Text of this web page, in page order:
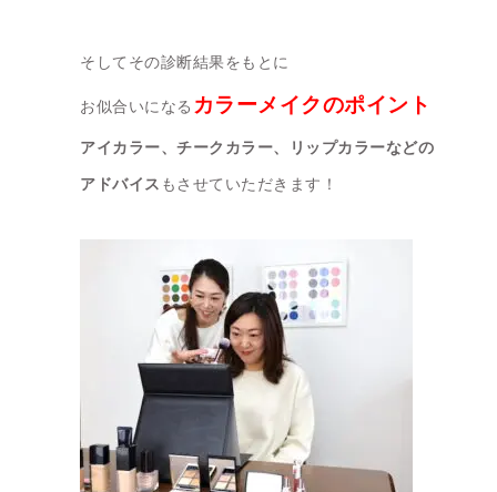
そしてその診断結果をもとに
お似合いになる カラーメイクのポイント
アイカラー、 チークカラー、リップカラーなどの
アドバイス もさせていただきます！